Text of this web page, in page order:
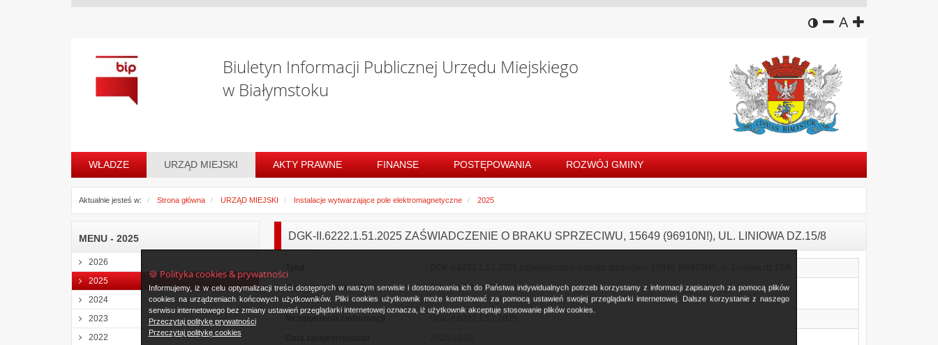
🍪 Polityka cookies & prywatności
Informujemy, iż w celu optymalizacji treści dostępnych w naszym serwisie i dostosowania ich do Państwa indywidualnych potrzeb korzystamy z informacji zapisanych za pomocą plików
cookies na urządzeniach końcowych użytkowników. Pliki cookies użytkownik może kontrolować za pomocą ustawień swojej przeglądarki internetowej. Dalsze korzystanie z naszego
serwisu internetowego bez zmiany ustawień przeglądarki internetowej oznacza, iż użytkownik akceptuje stosowanie plików cookies.
Przeczytaj politykę prywatności
Przeczytaj politykę cookies
wersja kontrastowa
zmniejsz
Adomyślny
zwiększ
Biuletyn Informacji Publicznej Urzędu Miejskiego
w Białymstoku
WŁADZE URZĄD MIEJSKI AKTY PRAWNE FINANSE POSTĘPOWANIA ROZWÓJ GMINY
Aktualnie jesteś w: Strona główna URZĄD MIEJSKI Instalacje wytwarzające pole elektromagnetyczne 2025
MENU - 2025
2026
2025
2024
2023
2022
DGK-II.6222.1.51.2025 ZAŚWIADCZENIE O BRAKU SPRZECIWU, 15649 (96910N!), UL. LINIOWA DZ.15/8
Oznaczenie prowadzącego
instalację
Orange Polska S.A.
Nr zgłoszenia / informacji